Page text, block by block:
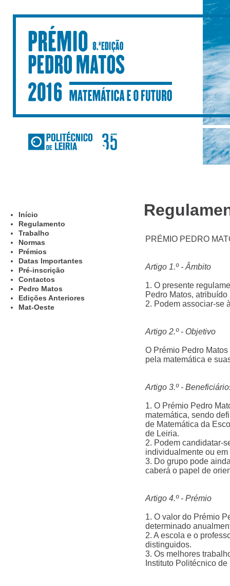
PRÉMIO PEDRO
Artigo 1.º - Âmbito
1. O presente
Pedro Matos,
2. Podem associar-se
Artigo 2.º - Objetivo
O Prémio Pedro
pela matemática e
Artigo 3.º -
1. O Prémio Pedro
matemática, sendo
de Matemática da
de Leiria.
2. Podem candidatar-
individualmente ou
3. Do grupo pode
caberá o papel de
Artigo 4.º - Prémio
1. O valor do Prémio
determinado
2. A escola e o
distinguidos.
3. Os melhores
Instituto Politécnico de
Início
Regulamento
Trabalho
Normas
Prémios
Datas Importantes
Pré-inscrição
Contactos
Pedro Matos
Edições Anteriores
Mat-Oeste